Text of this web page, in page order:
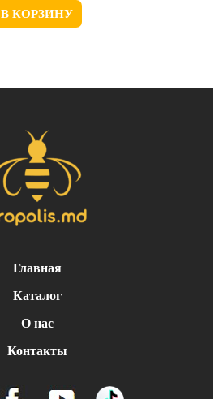
В КОРЗИНУ
Главная
Каталог
О нас
Контакты